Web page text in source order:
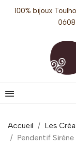
100% bijoux

Accueil Les
Pendentif